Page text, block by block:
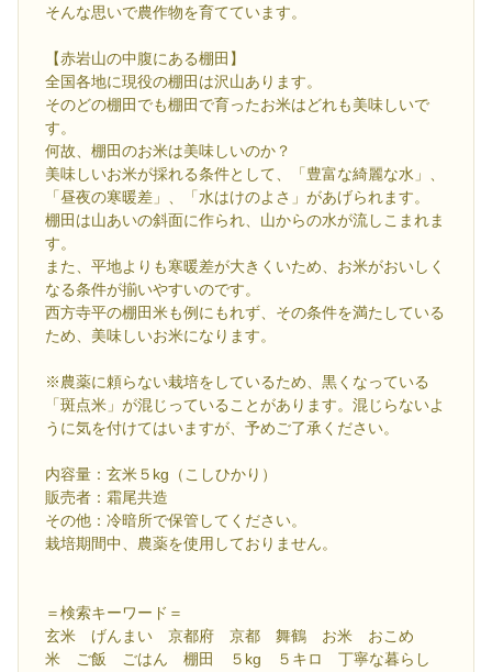
そんな思いで農作物を育てています。
【赤岩山の中腹にある棚田】
全国各地に現役の棚田は沢山あります。
そのどの棚田でも棚田で育ったお米はどれも美味しいで
す。
何故、棚田のお米は美味しいのか？
美味しいお米が採れる条件として、「豊富な綺麗な水」、
「昼夜の寒暖差」、「水はけのよさ」があげられます。
棚田は山あいの斜面に作られ、山からの水が流しこまれま
す。
また、平地よりも寒暖差が大きくいため、お米がおいしく
なる条件が揃いやすいのです。
西方寺平の棚田米も例にもれず、その条件を満たしている
ため、美味しいお米になります。
※農薬に頼らない栽培をしているため、黒くなっている
「斑点米」が混じっていることがあります。混じらないよ
うに気を付けてはいますが、予めご了承ください。
内容量：玄米５kg（こしひかり）
販売者：霜尾共造
その他：冷暗所で保管してください。
栽培期間中、農薬を使用しておりません。
＝検索キーワード＝
玄米 げんまい 京都府 京都 舞鶴 お米 おこめ
米 ご飯 ごはん 棚田 ５kg ５キロ 丁寧な暮らし